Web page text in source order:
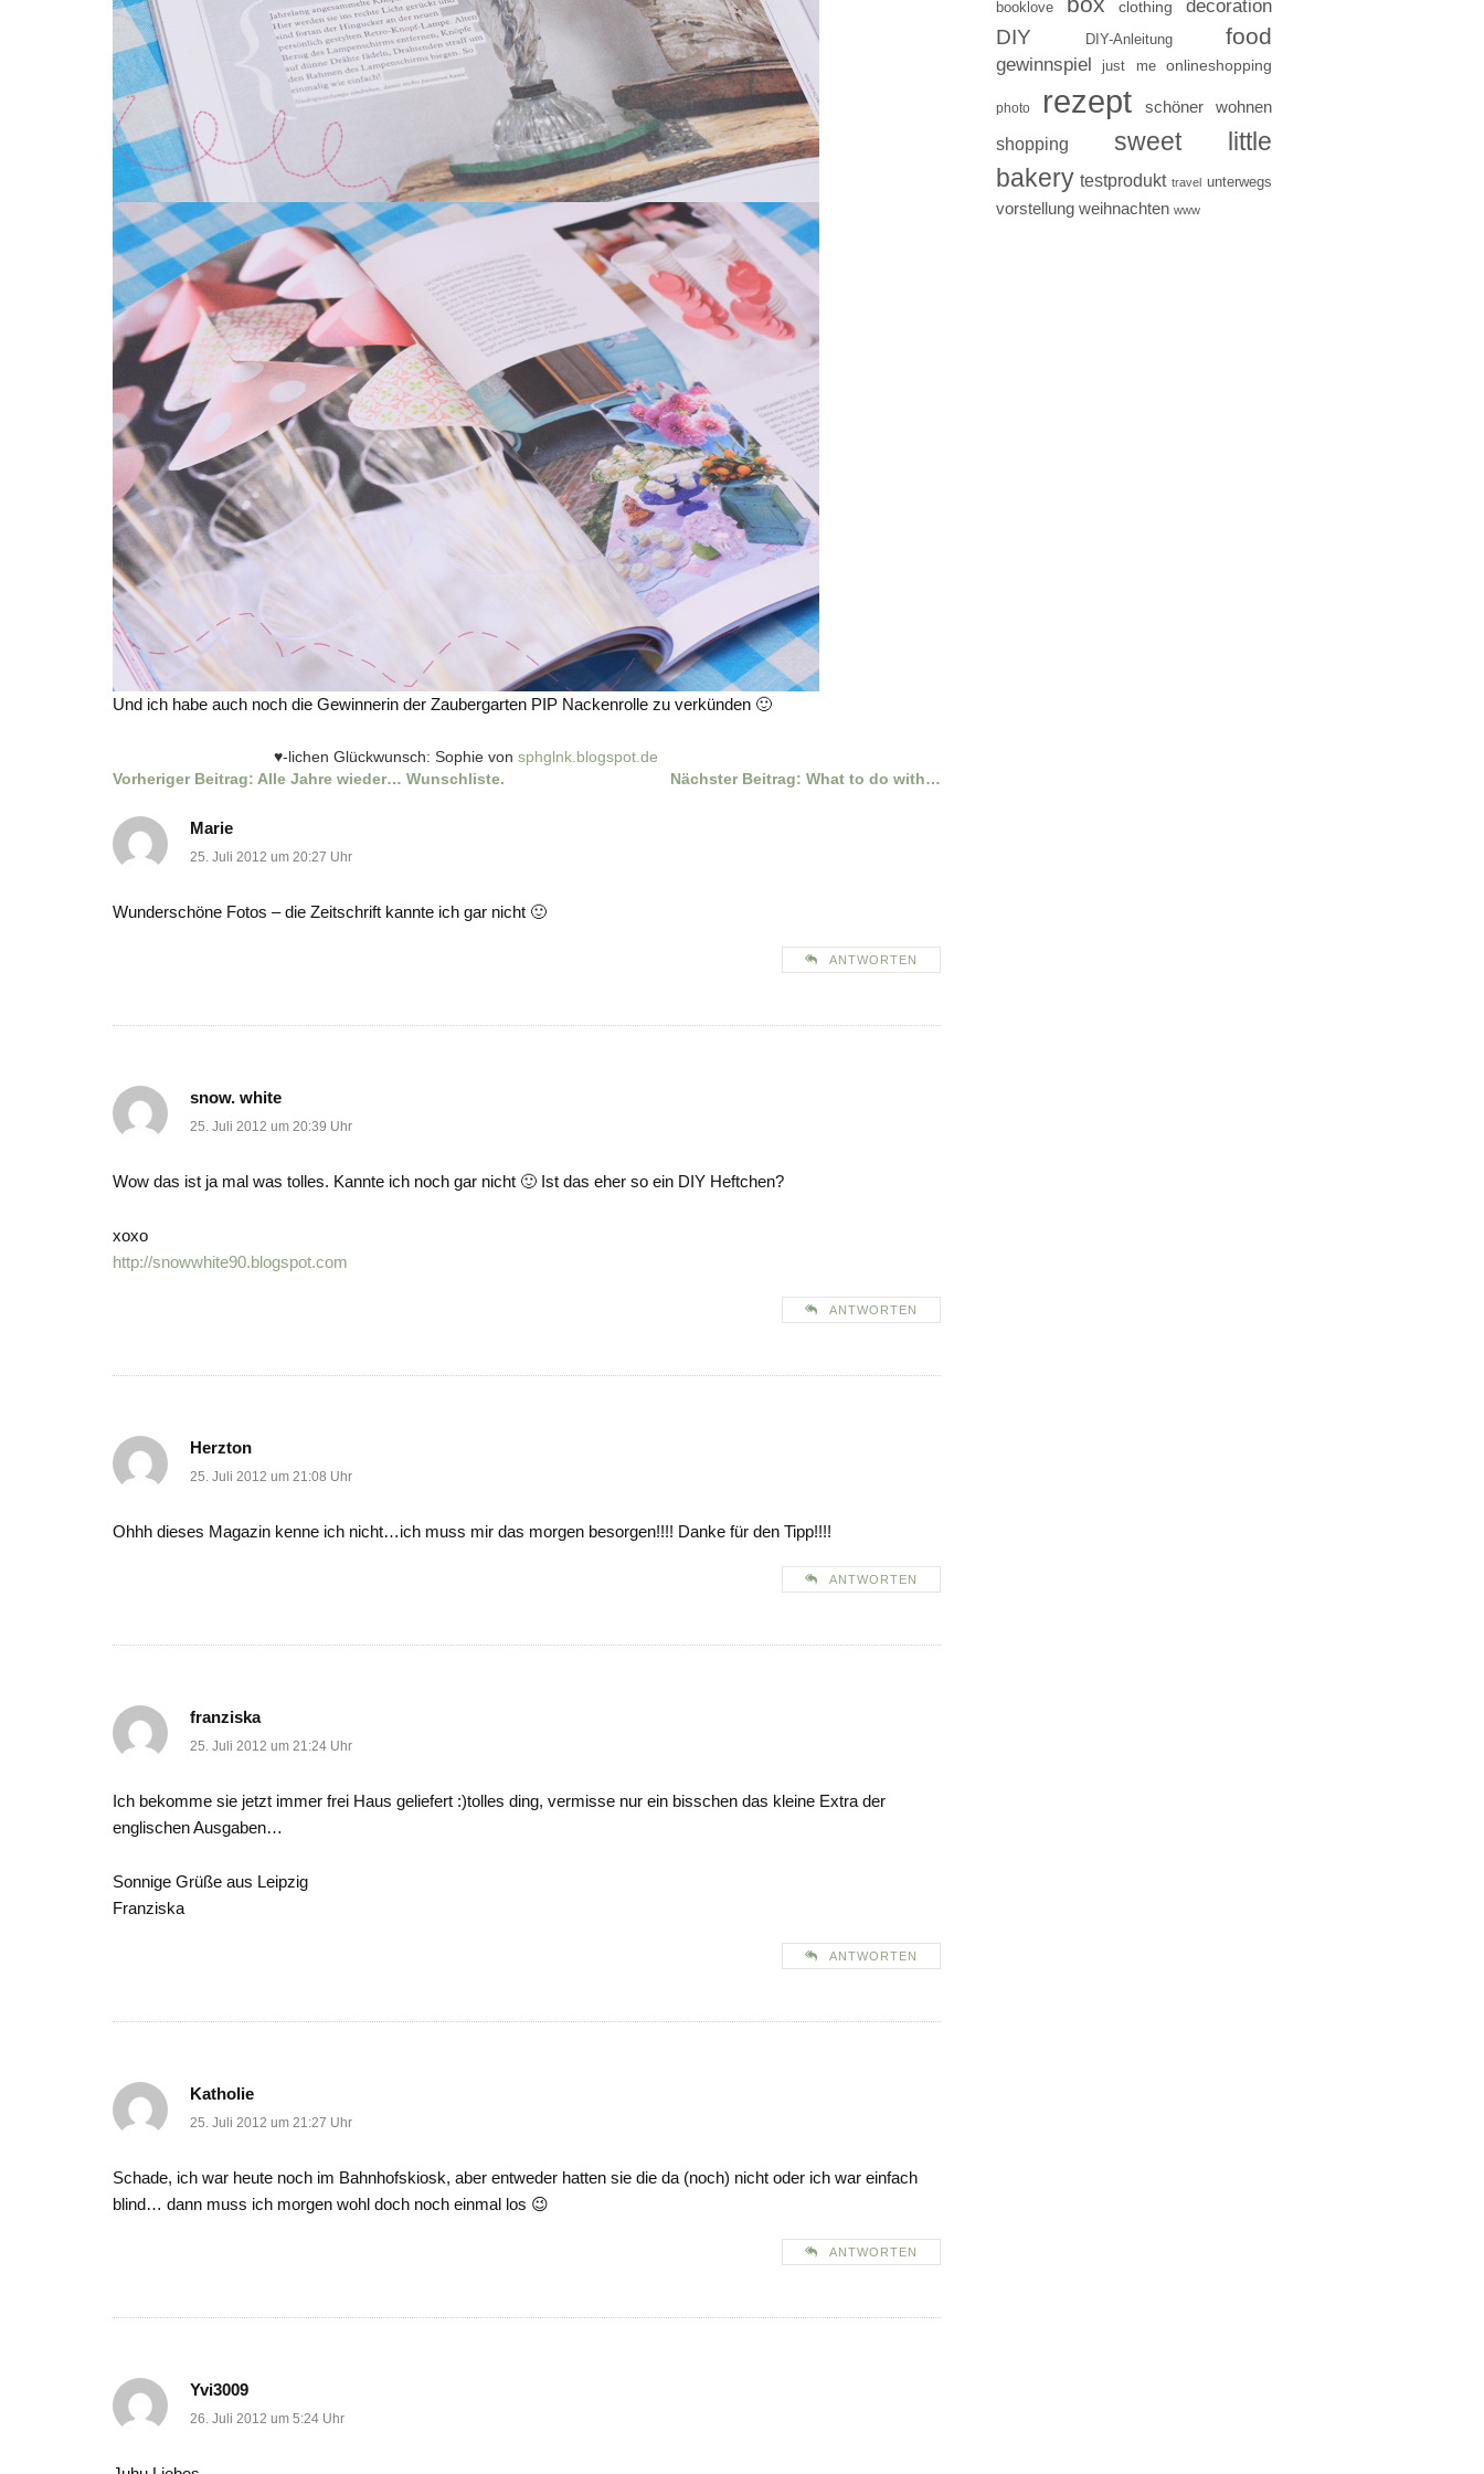
Und ich habe auch noch die Gewinnerin der Zaubergarten PIP Nackenrolle zu verkünden 🙂
♥-lichen Glückwunsch: Sophie von sphglnk.blogspot.de
Vorheriger Beitrag: Alle Jahre wieder… Wunschliste. Nächster Beitrag: What to do with…
Marie
25. Juli 2012 um 20:27 Uhr
Wunderschöne Fotos – die Zeitschrift kannte ich gar nicht 🙂
ANTWORTEN
snow. white
25. Juli 2012 um 20:39 Uhr
Wow das ist ja mal was tolles. Kannte ich noch gar nicht 🙂 Ist das eher so ein DIY Heftchen?
xoxo
http://snowwhite90.blogspot.com
ANTWORTEN
Herzton
25. Juli 2012 um 21:08 Uhr
Ohhh dieses Magazin kenne ich nicht…ich muss mir das morgen besorgen!!!! Danke für den Tipp!!!!
ANTWORTEN
franziska
25. Juli 2012 um 21:24 Uhr
Ich bekomme sie jetzt immer frei Haus geliefert :)tolles ding, vermisse nur ein bisschen das kleine Extra der
englischen Ausgaben…
Sonnige Grüße aus Leipzig
Franziska
ANTWORTEN
Katholie
25. Juli 2012 um 21:27 Uhr
Schade, ich war heute noch im Bahnhofskiosk, aber entweder hatten sie die da (noch) nicht oder ich war einfach
blind… dann muss ich morgen wohl doch noch einmal los 😉
ANTWORTEN
Yvi3009
26. Juli 2012 um 5:24 Uhr
booklove clothing decoration
DIY DIY-Anleitung food
gewinnspiel just me onlineshopping
photo rezept schöner wohnen
shopping
sweet little
bakery testprodukt travel unterwegs
vorstellung weihnachten www